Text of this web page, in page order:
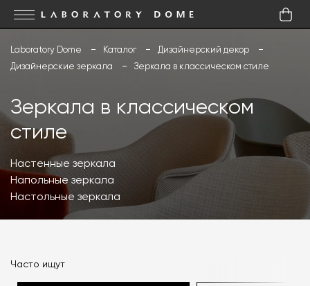
Laboratory Dome Каталог
Дизайнерский декор
Дизайнерские зеркала
Зеркала в классическом стиле
Зеркала в классическом
стиле
Настенные зеркала
Напольные зеркала
Настольные зеркала
Часто ищут